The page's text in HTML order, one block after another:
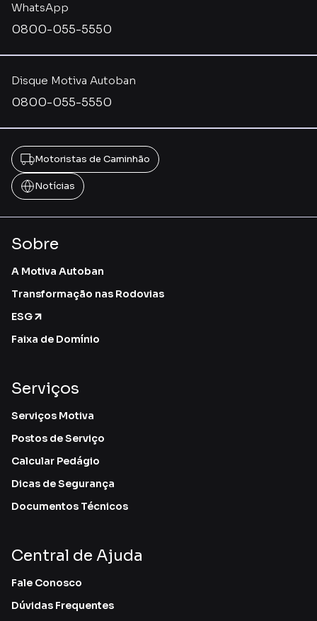
Disque Motiva Autoban
0800-055-5550
WhatsApp
0800-055-5550
Motoristas de Caminhão
Notícias
Sobre
A Motiva Autoban
Transformação nas Rodovias
ESG
Faixa de Domínio
Serviços
Serviços Motiva
Postos de Serviço
Calcular Pedágio
Dicas de Segurança
Documentos Técnicos
Central de Ajuda
Fale Conosco
Dúvidas Frequentes